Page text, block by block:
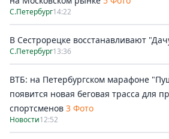
С.Петербург14:22
В Сестрорецке восстанавливают
С.Петербург13:36
ВТБ: на Петербургском марафоне
появится новая беговая трасса для
спортсменов 3 Фото
Новости12:52